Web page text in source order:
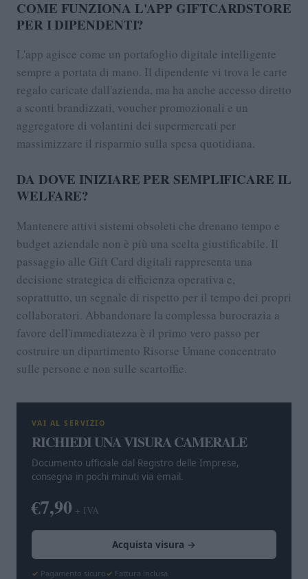
COME FUNZIONA L'APP GIFTCARDSTORE
PER I DIPENDENTI?
L'app agisce come un portafoglio digitale intelligente
sempre a portata di mano. Il dipendente vi trova le carte
regalo caricate dall'azienda, ma ha anche accesso diretto
a sconti brandizzati, voucher promozionali e un
aggregatore di volantini dei supermercati per
massimizzare il risparmio sulla spesa quotidiana.
DA DOVE INIZIARE PER SEMPLIFICARE IL
WELFARE?
Mantenere attivi sistemi obsoleti che drenano tempo e
budget aziendale non è più una scelta giustificabile. Il
passaggio alle Gift Card digitali rappresenta una
decisione strategica di efficienza operativa e,
soprattutto, un segnale di rispetto per il tempo dei propri
collaboratori. Abbandonare la complessa burocrazia a
favore dell'immediatezza è il primo vero passo per
costruire un dipartimento Risorse Umane concentrato
sulle persone e non sulle scartoffie.
VAI AL SERVIZIO
RICHIEDI UNA VISURA CAMERALE
Documento ufficiale dal Registro delle Imprese,
consegna in pochi minuti via email.
€7,90 + IVA
Acquista visura →
Pagamento sicuro Fattura inclusa